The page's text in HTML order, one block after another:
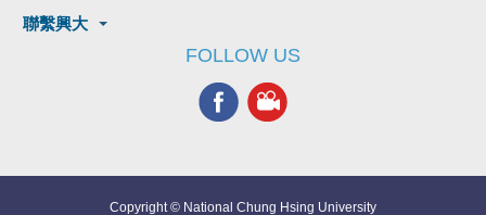
聯繫興大
FOLLOW US
Copyright © National Chung Hsing University